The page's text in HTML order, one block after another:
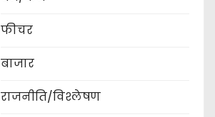
फीचर
बाजार
राजनीति/विश्लेषण